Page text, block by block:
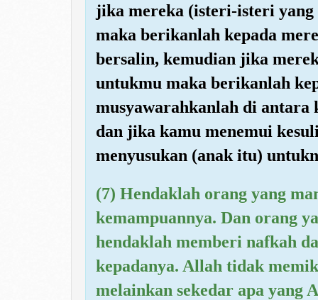
jika mereka (isteri-isteri yang
maka berikanlah kepada
bersalin, kemudian jika
untukmu maka berikanlah
musyawarahkanlah di antara
dan jika kamu menemui
menyusukan (anak itu)
(7) Hendaklah orang yang
kemampuannya. Dan orang
hendaklah memberi nafkah
kepadanya. Allah tidak
melainkan sekedar apa yang